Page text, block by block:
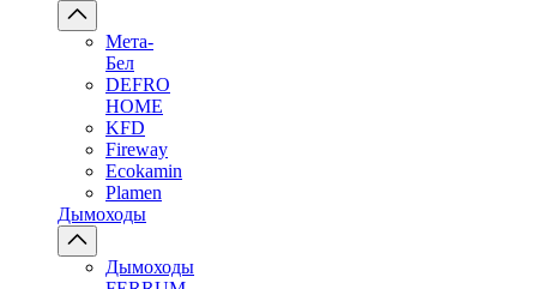
Мета-
Бел
DEFRO
HOME
KFD
Fireway
Ecokamin
Plamen
Дымоходы
Дымоходы